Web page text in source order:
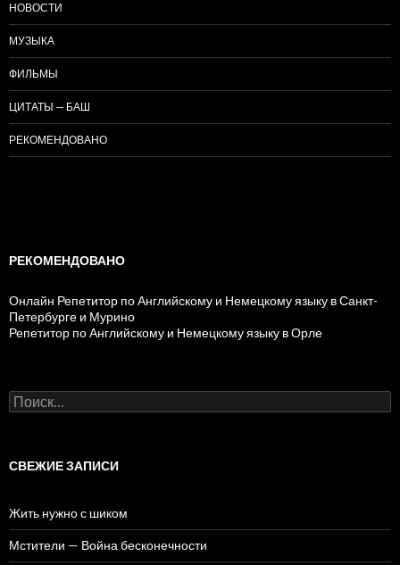
НОВОСТИ
МУЗЫКА
ФИЛЬМЫ
ЦИТАТЫ — БАШ
РЕКОМЕНДОВАНО
РЕКОМЕНДОВАНО
Онлайн Репетитор по Английскому и Немецкому языку в Санкт-
Петербурге и Мурино
Репетитор по Английскому и Немецкому языку в Орле
Н
а
и
СВЕЖИЕ ЗАПИСИ
Жить нужно с шиком
Мстители — Война бесконечности